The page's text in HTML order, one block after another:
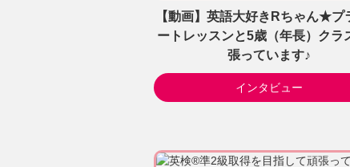
【動画】英語大好きRちゃん★プ
ートレッスンと5歳（年長）クラ
張っています♪
インタビュー